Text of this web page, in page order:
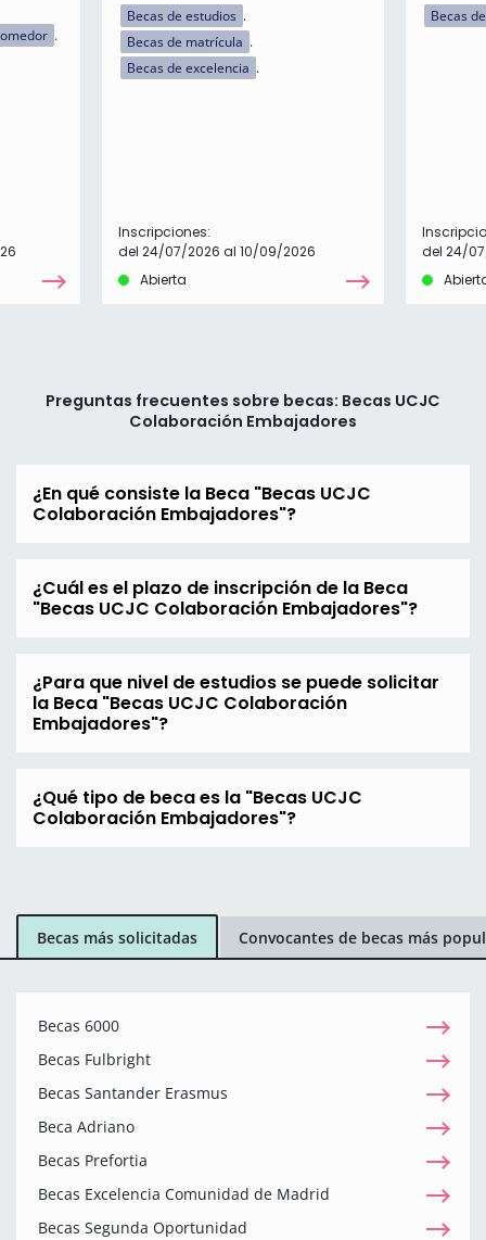
Becas de estudios
Becas de matrícula
Becas de excelencia
Inscripciones:
del 24/07/2026 al 10/09/2026
Abierta
Becas
del 24/
Preguntas frecuentes sobre becas: Becas UCJC
Colaboración Embajadores
¿En qué consiste la Beca "Becas UCJC
Colaboración Embajadores"?
¿Cuál es el plazo de inscripción de la Beca
"Becas UCJC Colaboración Embajadores"?
¿Para que nivel de estudios se puede solicitar
la Beca "Becas UCJC Colaboración
Embajadores"?
¿Qué tipo de beca es la "Becas UCJC
Colaboración Embajadores"?
Becas más solicitadas Convocantes de becas más
Becas 6000
Becas Fulbright
Becas Santander Erasmus
Beca Adriano
Becas Prefortia
Becas Excelencia Comunidad de Madrid
Becas Segunda Oportunidad